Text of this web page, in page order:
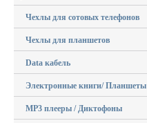
Чехлы для сотовых телефонов
Чехлы для планшетов
Data кабель
Электронные книги/ Планшеты
MP3 плееры / Диктофоны